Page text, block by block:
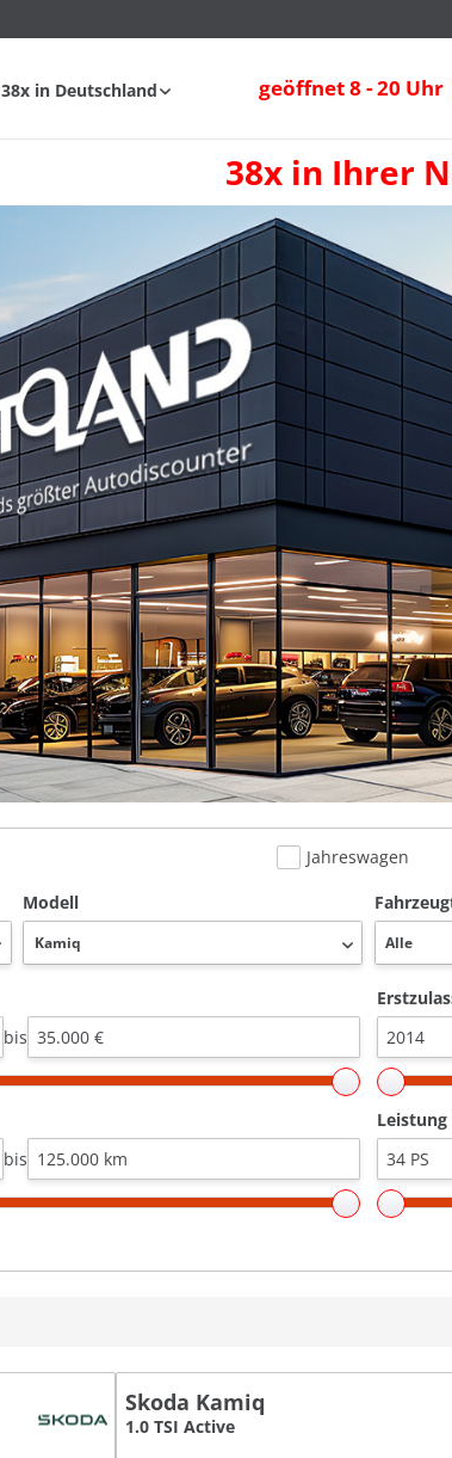
38x in Deutschland geöffnet 8 - 20 Uhr
38x in Ihrer
Jahreswagen
Modell
bis
bis
Leistung
Skoda Kamiq
1.0 TSI Active